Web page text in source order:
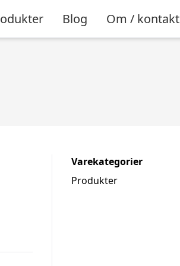
Blog Om / kontakt
Varekategorier
Produkter